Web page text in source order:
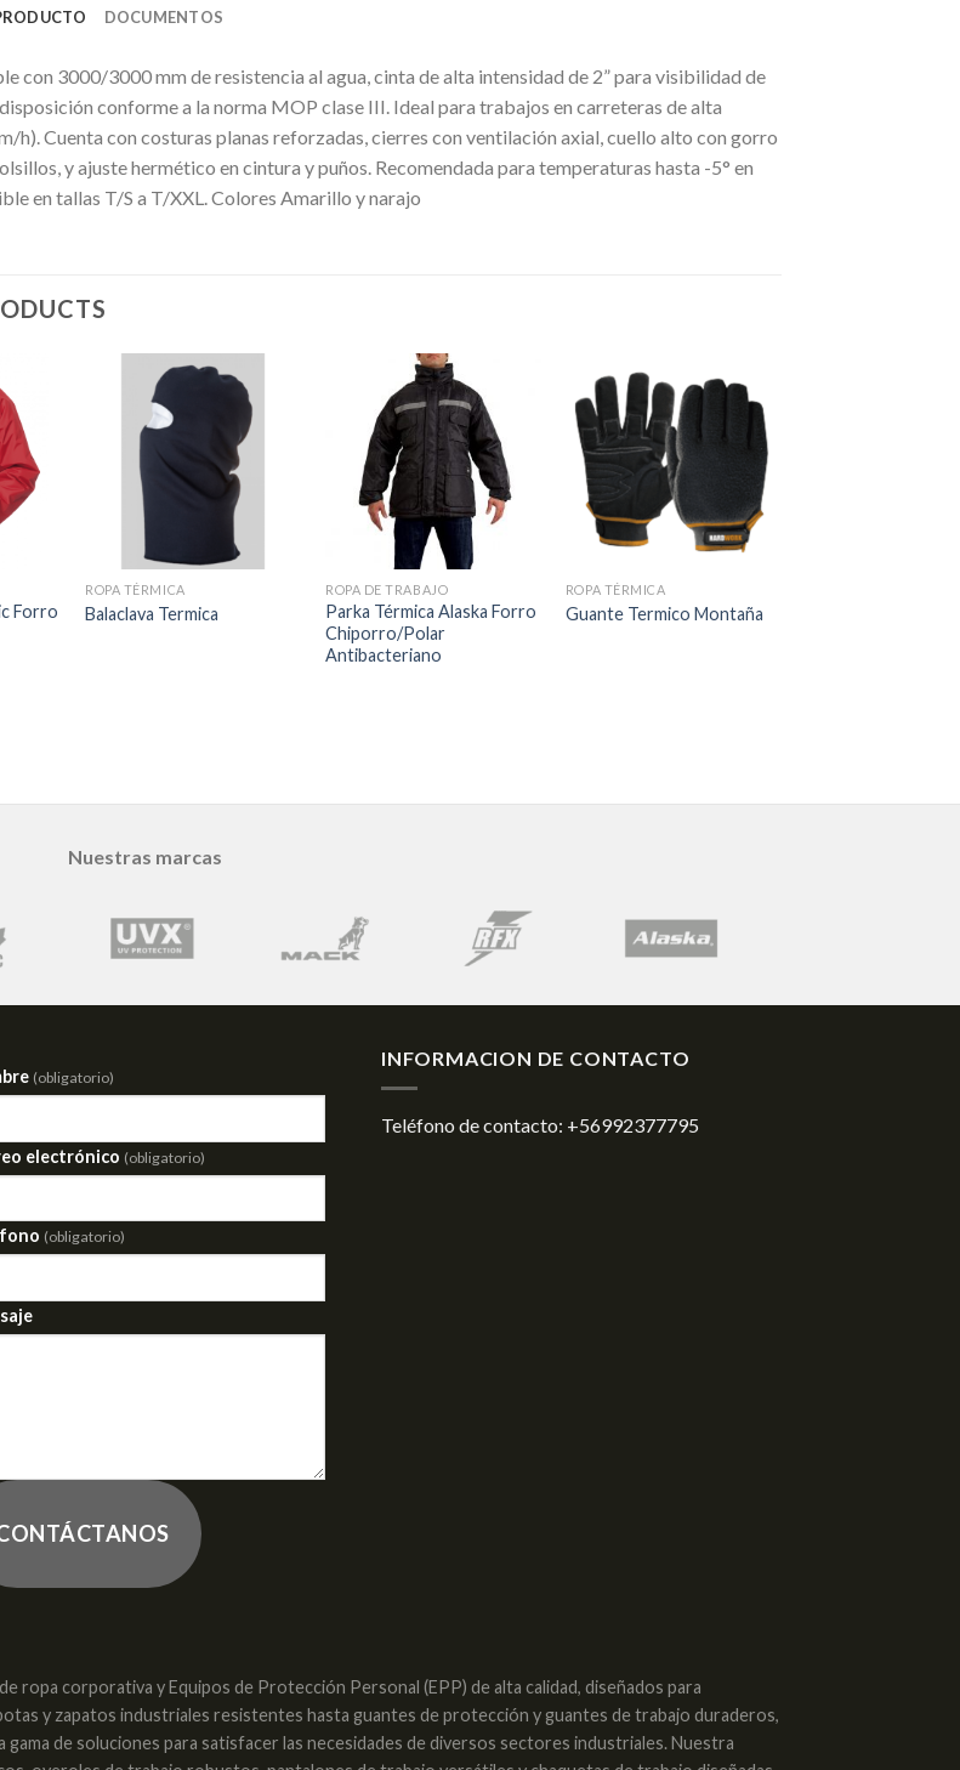
DOCUMENTOS
con 3000/3000 mm de resistencia al agua, cinta de alta intensidad de 2” para visibilidad de
conforme a la norma MOP clase III. Ideal para trabajos en carreteras de alta
h). Cuenta con costuras planas reforzadas, cierres con ventilación axial, cuello alto con gorro
y ajuste hermético en cintura y puños. Recomendada para temperaturas hasta -5° en
en tallas T/S a T/XXL. Colores Amarillo y narajo
Forro
ROPA TÉRMICA
Balaclava Termica
ROPA DE TRABAJO
Parka Térmica Alaska Forro
Chiporro/Polar
Antibacteriano
ROPA TÉRMICA
Guante Termico Montaña
Nuestras marcas
(obligatorio)
electrónico (obligatorio)
(obligatorio)
INFORMACION DE CONTACTO
Teléfono de contacto: +56992377795
ropa corporativa y Equipos de Protección Personal (EPP) de alta calidad, diseñados para
y zapatos industriales resistentes hasta guantes de protección y guantes de trabajo duraderos,
de soluciones para satisfacer las necesidades de diversos sectores industriales. Nuestra